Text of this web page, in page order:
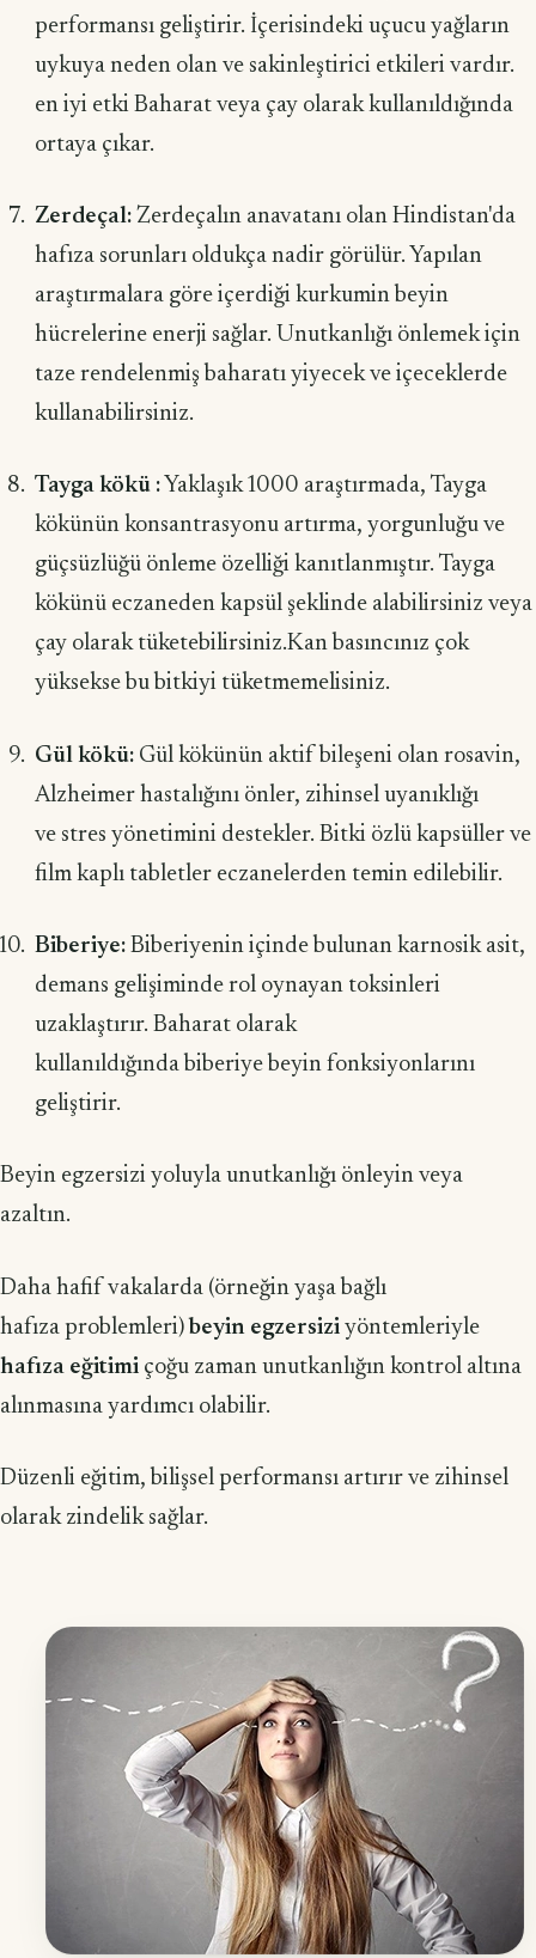
performansı geliştirir. İçerisindeki uçucu yağların
uykuya neden olan ve sakinleştirici etkileri vardır.
en iyi etki Baharat veya çay olarak kullanıldığında
ortaya çıkar.
Zerdeçal: Zerdeçalın anavatanı olan Hindistan'da
hafıza sorunları oldukça nadir görülür. Yapılan
araştırmalara göre içerdiği kurkumin beyin
hücrelerine enerji sağlar. Unutkanlığı önlemek için
taze rendelenmiş baharatı yiyecek ve içeceklerde
kullanabilirsiniz.
Tayga kökü : Yaklaşık 1000 araştırmada, Tayga
kökünün konsantrasyonu artırma, yorgunluğu ve
güçsüzlüğü önleme özelliği kanıtlanmıştır. Tayga
kökünü eczaneden kapsül şeklinde alabilirsiniz veya
çay olarak tüketebilirsiniz.Kan basıncınız çok
yüksekse bu bitkiyi tüketmemelisiniz.
Gül kökü: Gül kökünün aktif bileşeni olan rosavin,
Alzheimer hastalığını önler, zihinsel uyanıklığı
ve stres yönetimini destekler. Bitki özlü kapsüller ve
film kaplı tabletler eczanelerden temin edilebilir.
Biberiye:Biberiyenin içinde bulunan karnosik asit,
demans gelişiminde rol oynayan toksinleri
uzaklaştırır. Baharat olarak
kullanıldığında biberiye beyin fonksiyonlarını
geliştirir.
Beyin egzersizi yoluyla unutkanlığı önleyin veya
azaltın.
Daha hafif vakalarda (örneğin yaşa bağlı
hafıza problemleri) beyin egzersizi yöntemleriyle
hafıza eğitimi çoğu zaman unutkanlığın kontrol altına
alınmasına yardımcı olabilir.
Düzenli eğitim, bilişsel performansı artırır ve zihinsel
olarak zindelik sağlar.